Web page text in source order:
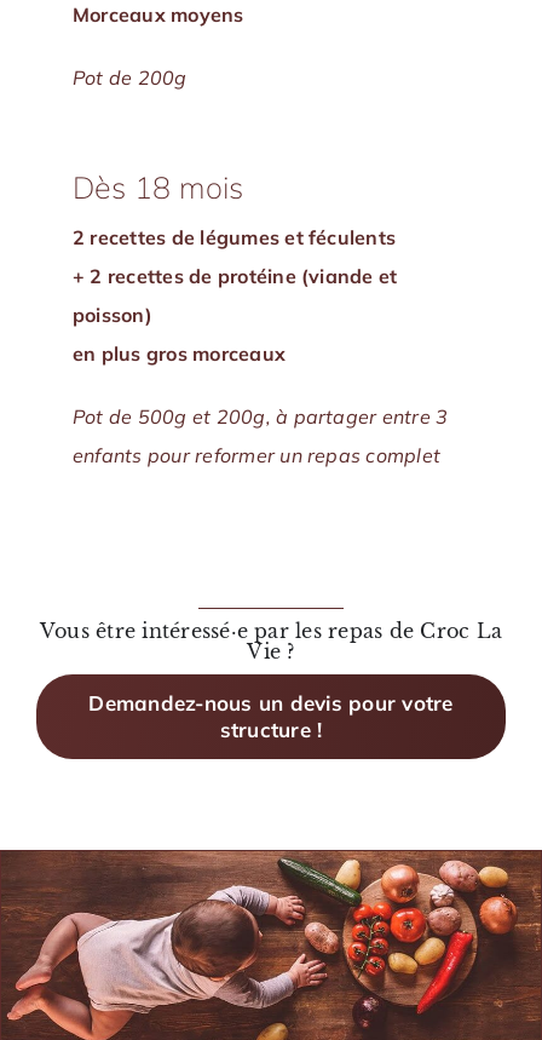
Morceaux moyens
Pot de 200g
Dès 18 mois
2 recettes de légumes et féculents
+ 2 recettes de protéine (viande et
poisson)
en plus gros morceaux
Pot de 500g et 200g, à partager entre 3
enfants pour reformer un repas complet
Vous être intéressé·e par les repas de Croc La
Vie ?
Demandez-nous un devis pour votre
structure !